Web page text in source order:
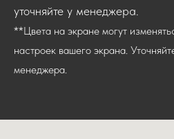
уточняйте у менеджера.
**Цвета на экране могут
настроек вашего экрана.
менеджера.